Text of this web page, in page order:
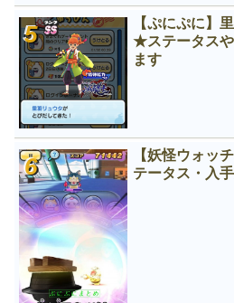
【ぷにぷに】
★ステータス
ます
【妖怪ウォッ
テータス・入